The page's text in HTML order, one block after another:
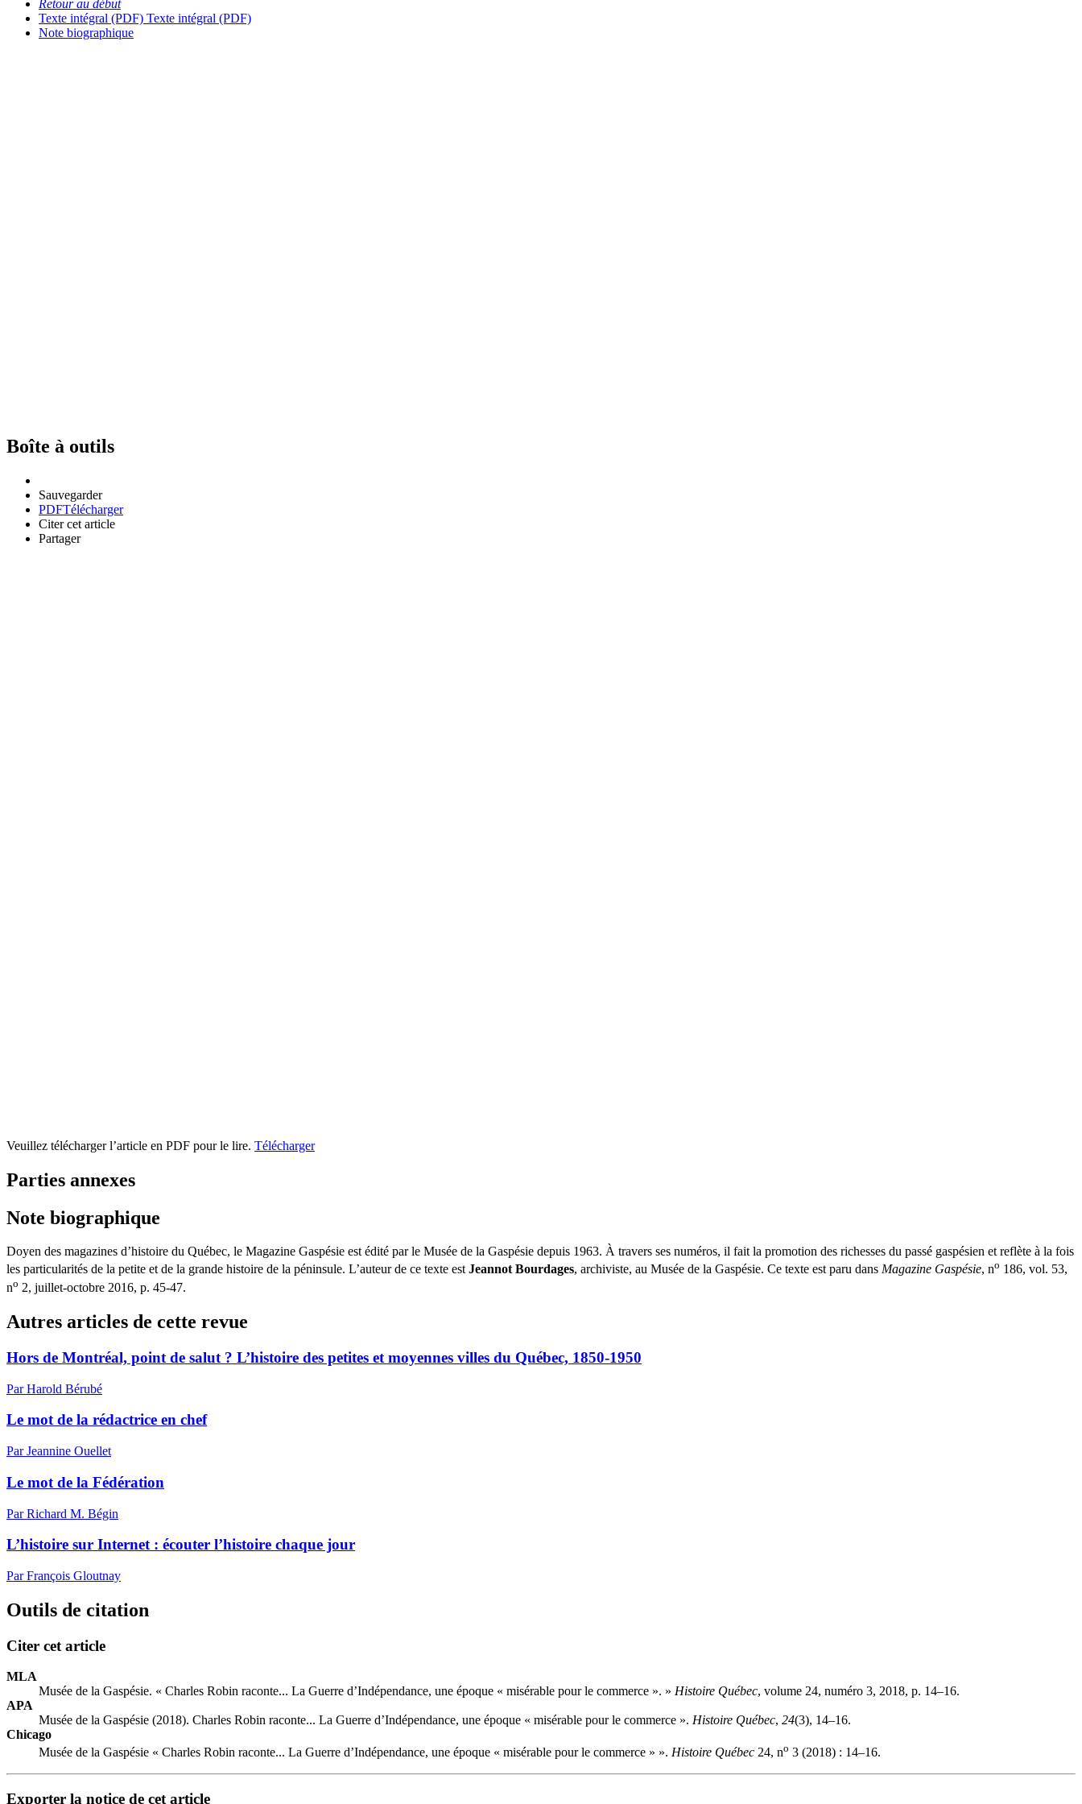
Retour au début
Texte intégral (PDF) Texte intégral (PDF)
Note biographique
Boîte à outils
Sauvegarder
PDFTélécharger
Citer cet article
Partager
Veuillez télécharger l’article en PDF pour le lire. Télécharger
Parties annexes
Note biographique
Doyen des magazines d’histoire du Québec, le Magazine Gaspésie est édité par le Musée de la Gaspésie depuis 1963. À travers ses numéros, il fait la promotion des richesses du passé gaspésien et reflète à la fois
les particularités de la petite et de la grande histoire de la péninsule. L’auteur de ce texte estJeannot Bourdages, archiviste, au Musée de la Gaspésie. Ce texte est paru dans Magazine Gaspésie, no 186, vol. 53,
no 2, juillet-octobre 2016, p. 45-47.
Autres articles de cette revue
Hors de Montréal, point de salut ? L’histoire des petites et moyennes villes du Québec, 1850-1950
Par Harold Bérubé
Le mot de la rédactrice en chef
Par Jeannine Ouellet
Le mot de la Fédération
Par Richard M. Bégin
L’histoire sur Internet : écouter l’histoire chaque jour
Par François Gloutnay
Outils de citation
Citer cet article
MLA
Musée de la Gaspésie. « Charles Robin raconte... La Guerre d’Indépendance, une époque « misérable pour le commerce ». » Histoire Québec, volume 24, numéro 3, 2018, p. 14–16.
APA
Musée de la Gaspésie (2018). Charles Robin raconte... La Guerre d’Indépendance, une époque « misérable pour le commerce ». Histoire Québec, 24(3), 14–16.
Chicago
Musée de la Gaspésie « Charles Robin raconte... La Guerre d’Indépendance, une époque « misérable pour le commerce » ». Histoire Québec 24, no 3 (2018) : 14–16.
Exporter la notice de cet article